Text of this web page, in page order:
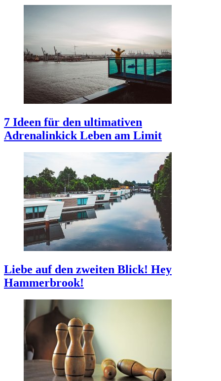
7 Ideen für den ultimativen
Adrenalinkick Leben am Limit
Liebe auf den zweiten Blick! Hey
Hammerbrook!